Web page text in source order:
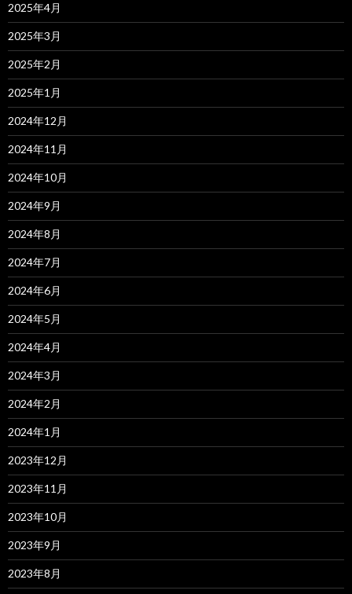
2025年4月
2025年3月
2025年2月
2025年1月
2024年12月
2024年11月
2024年10月
2024年9月
2024年8月
2024年7月
2024年6月
2024年5月
2024年4月
2024年3月
2024年2月
2024年1月
2023年12月
2023年11月
2023年10月
2023年9月
2023年8月